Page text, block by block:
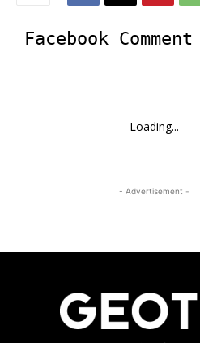
Facebook Comment
Loading...
- Advertisement -